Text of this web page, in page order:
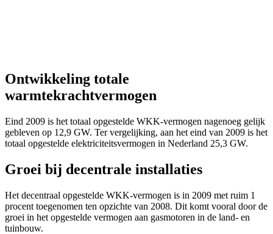
Ontwikkeling totale
warmtekrachtvermogen
Eind 2009 is het totaal opgestelde WKK-vermogen nagenoeg gelijk
gebleven op 12,9 GW. Ter vergelijking, aan het eind van 2009 is het
totaal opgestelde elektriciteitsvermogen in Nederland 25,3 GW.
Groei bij decentrale installaties
Het decentraal opgestelde WKK-vermogen is in 2009 met ruim 1
procent toegenomen ten opzichte van 2008. Dit komt vooral door de
groei in het opgestelde vermogen aan gasmotoren in de land- en
tuinbouw.